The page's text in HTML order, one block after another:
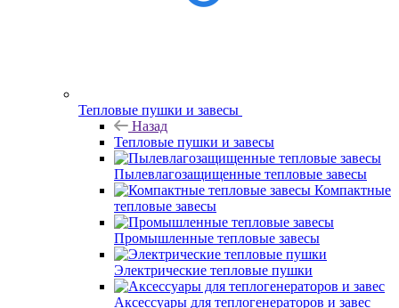
Тепловые пушки и завесы
Назад
Тепловые пушки и завесы
Пылевлагозащищенные тепловые завесы
Компактные
тепловые завесы
Промышленные тепловые завесы
Электрические тепловые пушки
Аксессуары для теплогенераторов и завес